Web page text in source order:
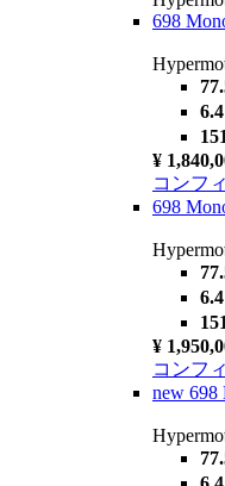
698
¥
コンフ
698
¥
コンフ
new 698